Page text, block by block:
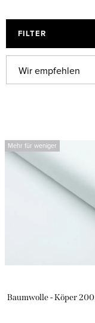
FILTER
r
u
k
t
e
Wir empfehlen
Meistverkauft
Alphabetisch
L
i
P
Mehr für weniger
Baumwolle - Köper